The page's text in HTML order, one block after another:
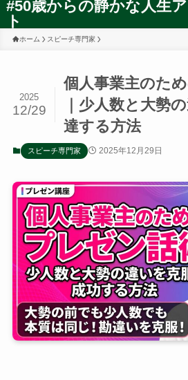
#50歳からの静かな人生
ト
ホーム スピーチ専門家
個人事業主のた
｜少人数と大勢
達する方法
2025
12/29
スピーチ専門家 2025年12月29日